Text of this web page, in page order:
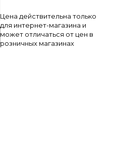
Цена действительна только
для интернет-магазина и
может отличаться от цен в
розничных магазинах